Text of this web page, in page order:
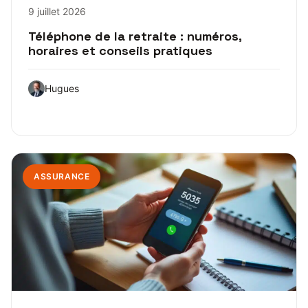
9 juillet 2026
Téléphone de la retraite : numéros,
horaires et conseils pratiques
Hugues
ASSURANCE